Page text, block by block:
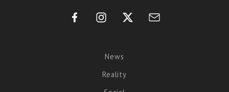
News
Reality